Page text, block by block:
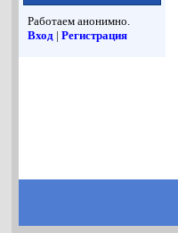
Работаем анонимно.
Вход |Регистрация